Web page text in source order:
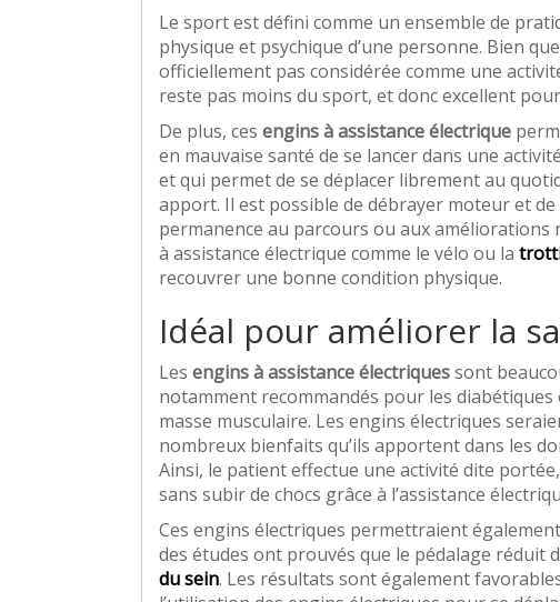
Le sport est défini comme un ensemble de
physique et psychique d’une personne. Bien que
officiellement pas considérée comme une
reste pas moins du sport, et donc excellent
De plus, ces engins à assistance électrique
en mauvaise santé de se lancer dans une
et qui permet de se déplacer librement au
apport. Il est possible de débrayer moteur et
permanence au parcours ou aux
à assistance électrique comme le vélo ou la
recouvrer une bonne condition physique.
Idéal pour améliorer la
Les engins à assistance électriquessont
notamment recommandés pour les
masse musculaire. Les engins électriques
nombreux bienfaits qu’ils apportent dans les
Ainsi, le patient effectue une activité dite
sans subir de chocs grâce à l’assistance
Ces engins électriques permettraient
des études ont prouvés que le pédalage réduit
du sein. Les résultats sont également